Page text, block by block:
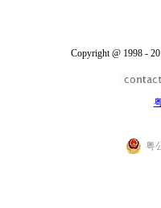
Copyright @ 1998 -
粤